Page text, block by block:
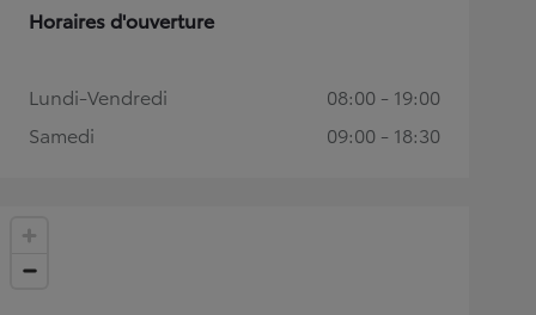
Horaires d'ouverture
Lundi-Vendredi
08:00 - 19:00
Samedi
09:00 - 18:30